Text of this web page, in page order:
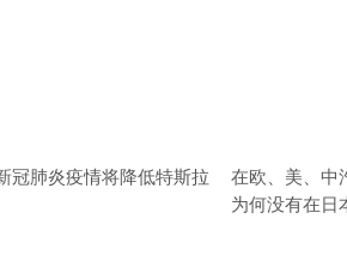
冠肺炎疫情将降低特斯拉
在欧、美、中
为何没有在日